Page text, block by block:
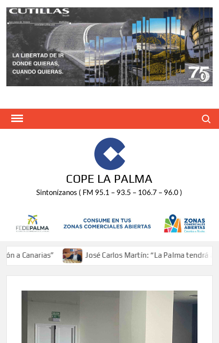
Saltar
contenido
COPE LA PALMA
Sintonízanos ( FM 95.1 – 93.5 – 106.7 – 96.0 )
José Carlos Martín: “La Palma tendrá antes